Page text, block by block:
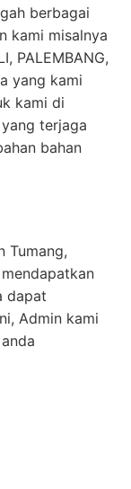
berbagai
kami misalnya
PALEMBANG,
yang kami
kami di
terjaga
bahan
Tumang,
dapat
Admin kami